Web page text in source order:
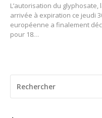
L’autorisation du
arrivée à expiration ce jeudi
européenne a finalement
pour 18…
POUR
: